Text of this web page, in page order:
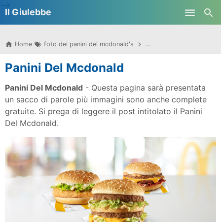
Il Giulebbe
Home foto dei panini del mcdonald's i nuovi panini del
Panini Del Mcdonald
Panini Del Mcdonald - Questa pagina sarà presentata
un sacco di parole più immagini sono anche complete
gratuite. Si prega di leggere il post intitolato il Panini
Del Mcdonald.